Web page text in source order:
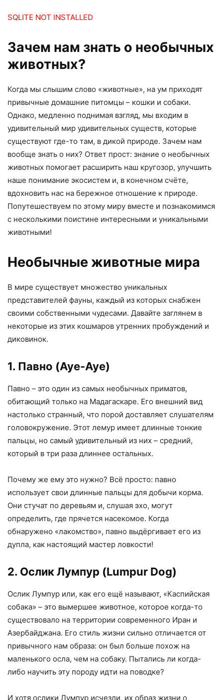
SQLITE NOT INSTALLED
Зачем нам знать о необычных
животных?
Когда мы слышим слово «животные», на ум приходят
привычные домашние питомцы – кошки и собаки.
Однако, медленно поднимая взгляд, мы входим в
удивительный мир удивительных существ, которые
существуют где-то там, в дикой природе. Зачем нам
вообще знать о них? Ответ прост: знание о необычных
животных помогает расширить наш кругозор, улучшить
наше понимание экосистем и, в конечном счёте,
вдохновить нас на бережное отношение к природе.
Попутешествуем по этому миру вместе и познакомимся
с несколькими поистине интересными и уникальными
животными!
Необычные животные мира
В мире существует множество уникальных
представителей фауны, каждый из которых снабжен
своими собственными чудесами. Давайте заглянем в
некоторые из этих кошмаров утренних пробуждений и
диковинок.
1. Павно (Aye-Aye)
Павно – это один из самых необычных приматов,
обитающий только на Мадагаскаре. Его внешний вид
настолько странный, что порой доставляет слушателям
головокружение. Этот лемур имеет длинные тонкие
пальцы, но самый удивительный из них – средний,
который в три раза длиннее остальных.
Почему же ему это нужно? Всё просто: павно
использует свои длинные пальцы для добычи корма.
Они стучат по деревьям и, слушая эхо, могут
определить, где прячется насекомое. Когда
обнаружено «лакомство», павно выдёргивает его из
дупла, как настоящий мастер ловкости!
2. Ослик Лумпур (Lumpur Dog)
Ослик Лумпур или, как его ещё называют, «Каспийская
собака» – это вымершее животное, которое когда-то
существовало на территории современного Иран и
Азербайджана. Его стиль жизни сильно отличается от
привычного нам образа: он был больше похож на
маленького осла, чем на собаку. Пытались ли когда-
либо научить эту породу идти на поводке?
И хотя ослики Лумпур исчезли, их образ жизни о